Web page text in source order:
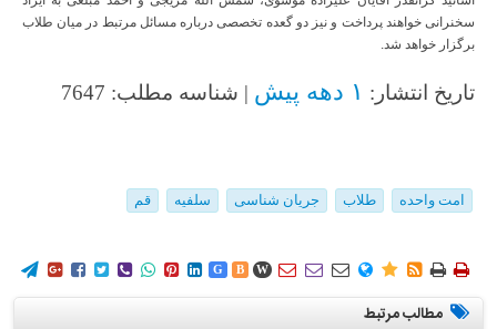
سخنرانی خواهند پرداخت و نیز دو گعده تخصصی درباره مسائل مرتبط در میان طلاب
برگزار خواهد شد.
تاریخ انتشار: ۱ دهه پیش | شناسه مطلب: 7647
امت واحده طلاب جریان شناسی سلفیه قم
        G B W        
مطالب مرتبط